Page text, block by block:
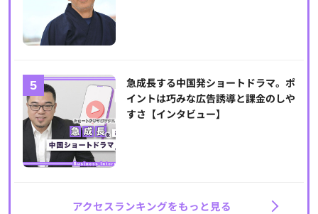
急成長する中国発ショートドラマ。ポ
イントは巧みな広告誘導と課金のしや
すさ【インタビュー】
アクセスランキングをもっと見る